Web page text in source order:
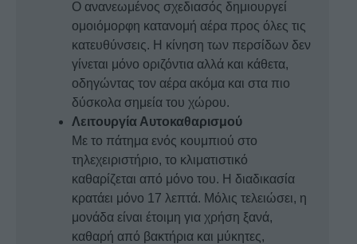
Ο ανανεωμένος σχεδιασός δημιουργεί
ομοιόμορφη κατανομή αέρα προς όλες τις
κατευθύνσεις. Η κίνηση των περσίδων δεν
γίνεται μόνο οριζόντια αλλά και κάθετα,
οδηγώντας τον αέρα ακόμα και στα πιο
δύσκολα σημεία του χώρου.
Λειτουργία Αυτοκαθαρισμού
Με το πάτημα ενός κουμπιού στο
τηλεχειριστήριο, το κλιματιστικό
καθαρίζεται από μόνο του. Η διαδικασία
κρατάει μόνο 17 λεπτά. Μόλις τελειώσει, η
μονάδα είναι έτοιμη για χρήση ξανά,
καθαρή από βακτήρια και μύκητες,